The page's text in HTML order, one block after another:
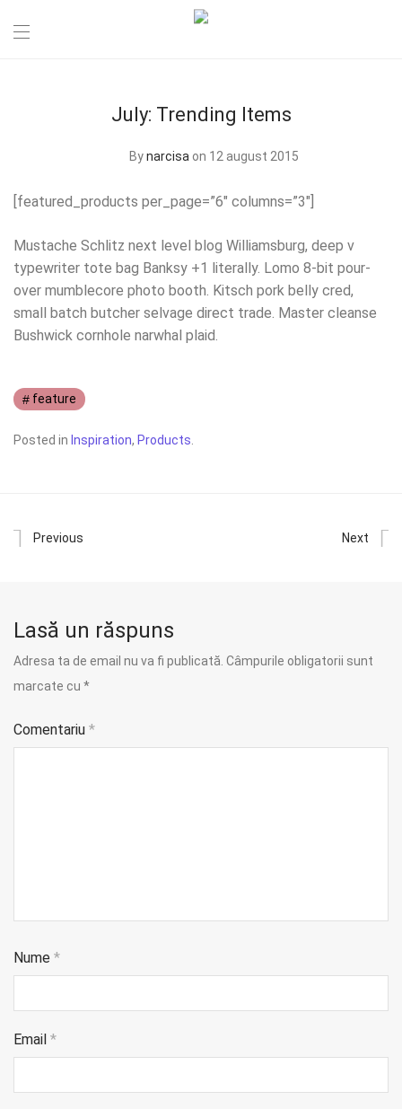
July: Trending Items
Bynarcisa on 12 august 2015
[featured_products per_page=”6″ columns=”3″]
Mustache Schlitz next level blog Williamsburg, deep v
typewriter tote bag Banksy +1 literally. Lomo 8-bit pour-
over mumblecore photo booth. Kitsch pork belly cred,
small batch butcher selvage direct trade. Master cleanse
Bushwick cornhole narwhal plaid.
feature
Posted in Inspiration, Products.
Previous Next
Lasă un răspuns
Adresa ta de email nu va fi publicată. Câmpurile obligatorii sunt
marcate cu *
Comentariu *
Nume *
Email *